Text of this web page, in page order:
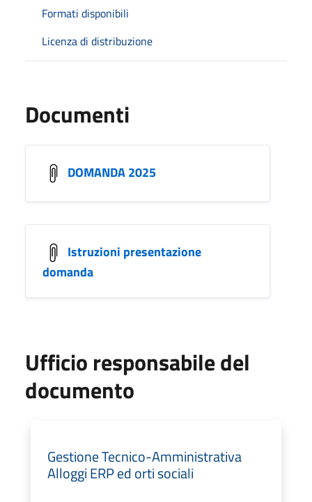
Formati disponibili
Licenza di distribuzione
Documenti
DOMANDA 2025
Istruzioni presentazione
domanda
Ufficio responsabile del
documento
Gestione Tecnico-Amministrativa
Alloggi ERP ed orti sociali